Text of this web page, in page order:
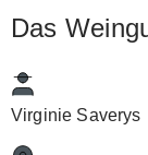
Das
Virginie Saverys